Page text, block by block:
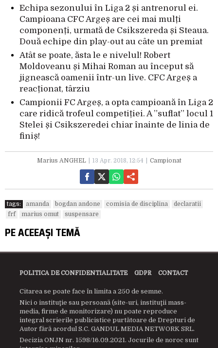
Echipa sezonului în Liga 2 și antrenorul ei.
Campioana CFC Argeș are cei mai mulți
componenți, urmată de Csikszereda și Steaua.
Două echipe din play-out au câte un premiat
Atât se poate, ăsta le e nivelul! Robert
Moldoveanu și Mihai Roman au început să
jignească oamenii într-un live. CFC Argeș a
reacționat, târziu
Campionii FC Argeș, a opta campioană în Liga 2
care ridică trofeul competiției. A ”suflat” locul 1
Stelei și Csikszeredei chiar înainte de linia de
finiș!
Marius ANGHEL 13 Apr. 2018, 12:54 Campionat
tags: amanda bogdan andone comisia de disciplina
declaratii
frf
marius omut suspensare
PE ACEEAȘI TEMĂ
POLITICA DE CONFIDENTIALITATE GDPR CONTACT
Citarea se poate face în limita a 250 de semne.
Nici o instituţie sau persoană (site-uri, instituţii mass-
media, firme de monitorizare) nu poate reproduce
integral scrierile publicistice purtătoare de Drepturi de
Autor fără acordul S.C. GANDUL MEDIA NETWORK SRL.
Decizia ONJN nr. 1598/16.09.2021. Jocurile de noroc sunt